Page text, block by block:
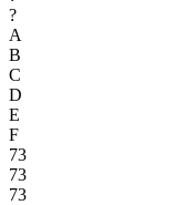
?
A
B
C
D
E
F
73
73
73